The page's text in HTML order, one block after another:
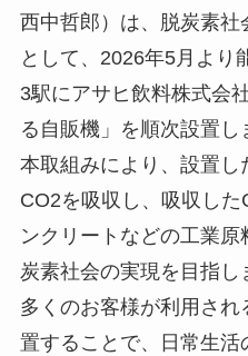
西中哲郎）は、脱炭素
として、2026年5月より
3駅にアサヒ飲料株式会
る自販機」を順次設置し
本取組みにより、設置
CO2を吸収し、吸収し
ンクリートなどの工業
炭素社会の実現を目指し
多くのお客様が利用さ
置することで、日常生